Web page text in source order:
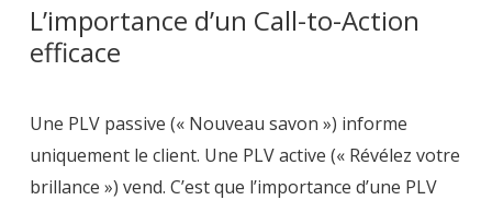
L’importance d’un Call-to-Action
efficace
Une PLV passive (« Nouveau savon ») informe
uniquement le client. Une PLV active (« Révélez votre
brillance ») vend. C’est que l’importance d’une PLV